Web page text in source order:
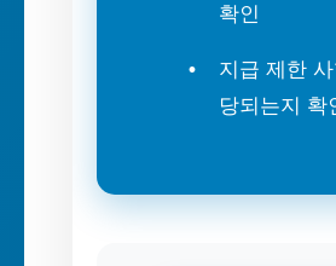
확인
지급 제한
당되는지 확